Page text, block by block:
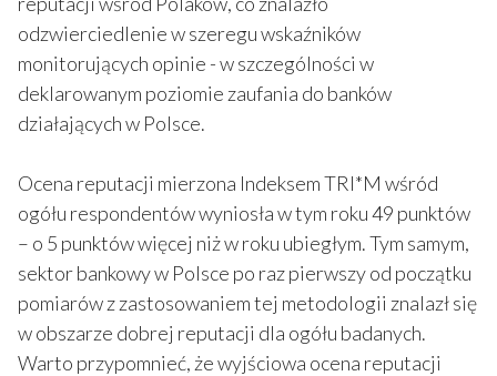
odzwierciedlenie w szeregu wskaźników
monitorujących opinie - w szczególności w
deklarowanym poziomie zaufania do banków
działających w Polsce.
Ocena reputacji mierzona Indeksem TRI*M wśród
ogółu respondentów wyniosła w tym roku 49 punktów
– o 5 punktów więcej niż w roku ubiegłym. Tym samym,
sektor bankowy w Polsce po raz pierwszy od początku
pomiarów z zastosowaniem tej metodologii znalazł się
w obszarze dobrej reputacji dla ogółu badanych.
Warto przypomnieć, że wyjściowa ocena reputacji